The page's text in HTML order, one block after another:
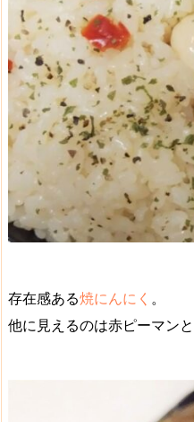
存在感ある焼にんにく 。
他に見えるのは赤ピーマン